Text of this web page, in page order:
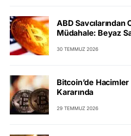
ABD Savcılarından
Müdahale: Beyaz
30 TEMMUZ 2026
Bitcoin’de
Kararında
29 TEMMUZ 2026